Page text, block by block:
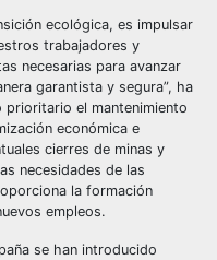
ecológica, es impulsar
trabajadores y
necesarias para avanzar
garantista y segura”, ha
el mantenimiento
económica e
cierres de minas y
necesidades de las
la formación
empleos.
se han introducido